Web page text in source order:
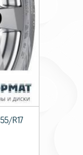
R17